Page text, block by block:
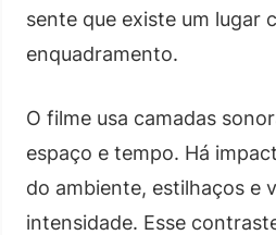
sente que existe um lugar
enquadramento.
O filme usa camadas
espaço e tempo. Há
do ambiente, estilhaços e
intensidade. Esse